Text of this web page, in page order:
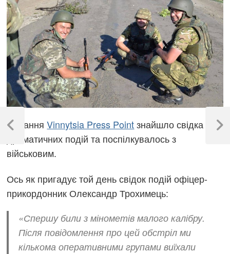
ВиданняVinnytsia Press Pointзнайшло свідка тих
драматичних подій та поспілкувалось з
військовим.
Ось як пригадує той день свідок подій офіцер-
прикордонник Олександр Трохимець:
«Спершу били з мінометів малого калібру.
Після повідомлення про цей обстріл ми
кількома оперативними групами виїхали
Навігація
записів
Previous
Next